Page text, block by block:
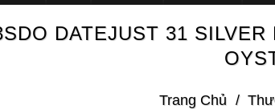
DATEJUST 31
Trang Chủ /